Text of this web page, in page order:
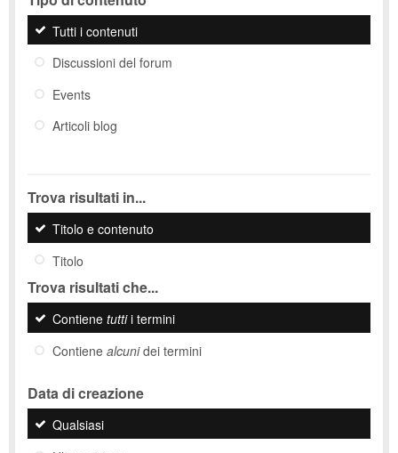
Tutti i contenuti
Discussioni del forum
Events
Articoli blog
Trova risultati in...
Titolo e contenuto
Titolo
Trova risultati che...
Contiene tuttii termini
Contiene alcunidei termini
Data di creazione
Qualsiasi